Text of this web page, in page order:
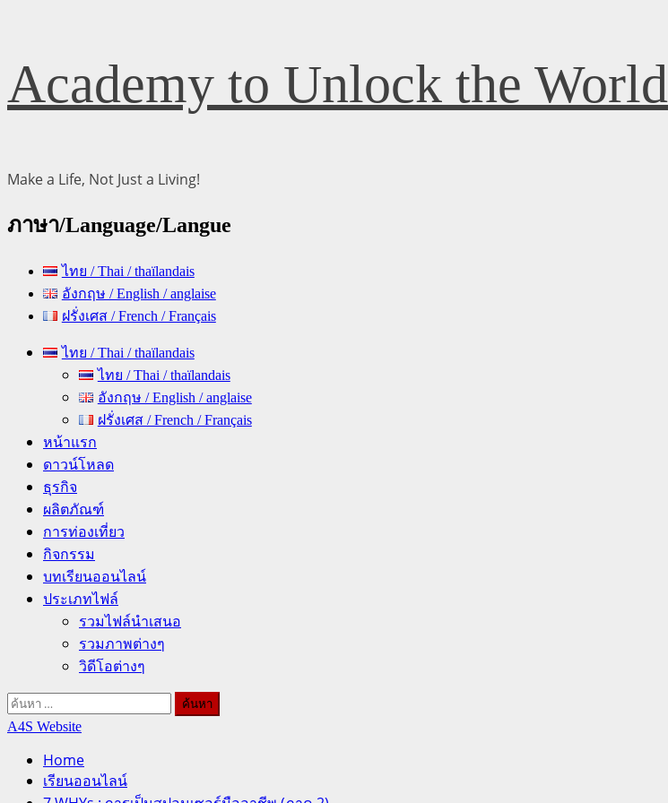
Skip
to
content
Academy to Unlock the World
Make a Life, Not Just a Living!
ภาษา/Language/Langue
ไทย / Thai / thaïlandais
อังกฤษ / English / anglaise
ฝรั่งเศส / French / Français
Primary ไทย / Thai / thaïlandais
ไทย / Thai / thaïlandais
อังกฤษ / English / anglaise
ฝรั่งเศส / French / Français
หน้าแรก
ดาวน์โหลด
ธุรกิจ
ผลิตภัณฑ์
การท่องเที่ยว
กิจกรรม
บทเรียนออนไลน์
ประเภทไฟล์
รวมไฟล์นำเสนอ
รวมภาพต่างๆ
วิดีโอต่างๆ
ค้นหา
สำหรับ:
A4S Website
Home
เรียนออนไลน์